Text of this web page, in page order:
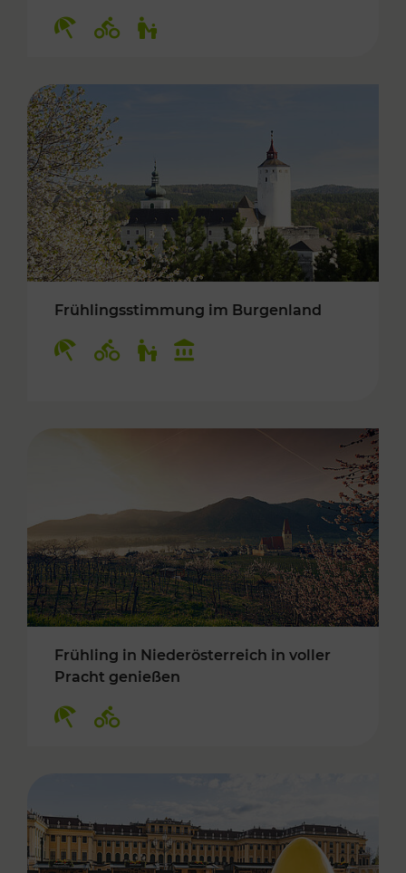
Frühlingsstimmung im Burgenland
Frühling in Niederösterreich in voller
Pracht genießen